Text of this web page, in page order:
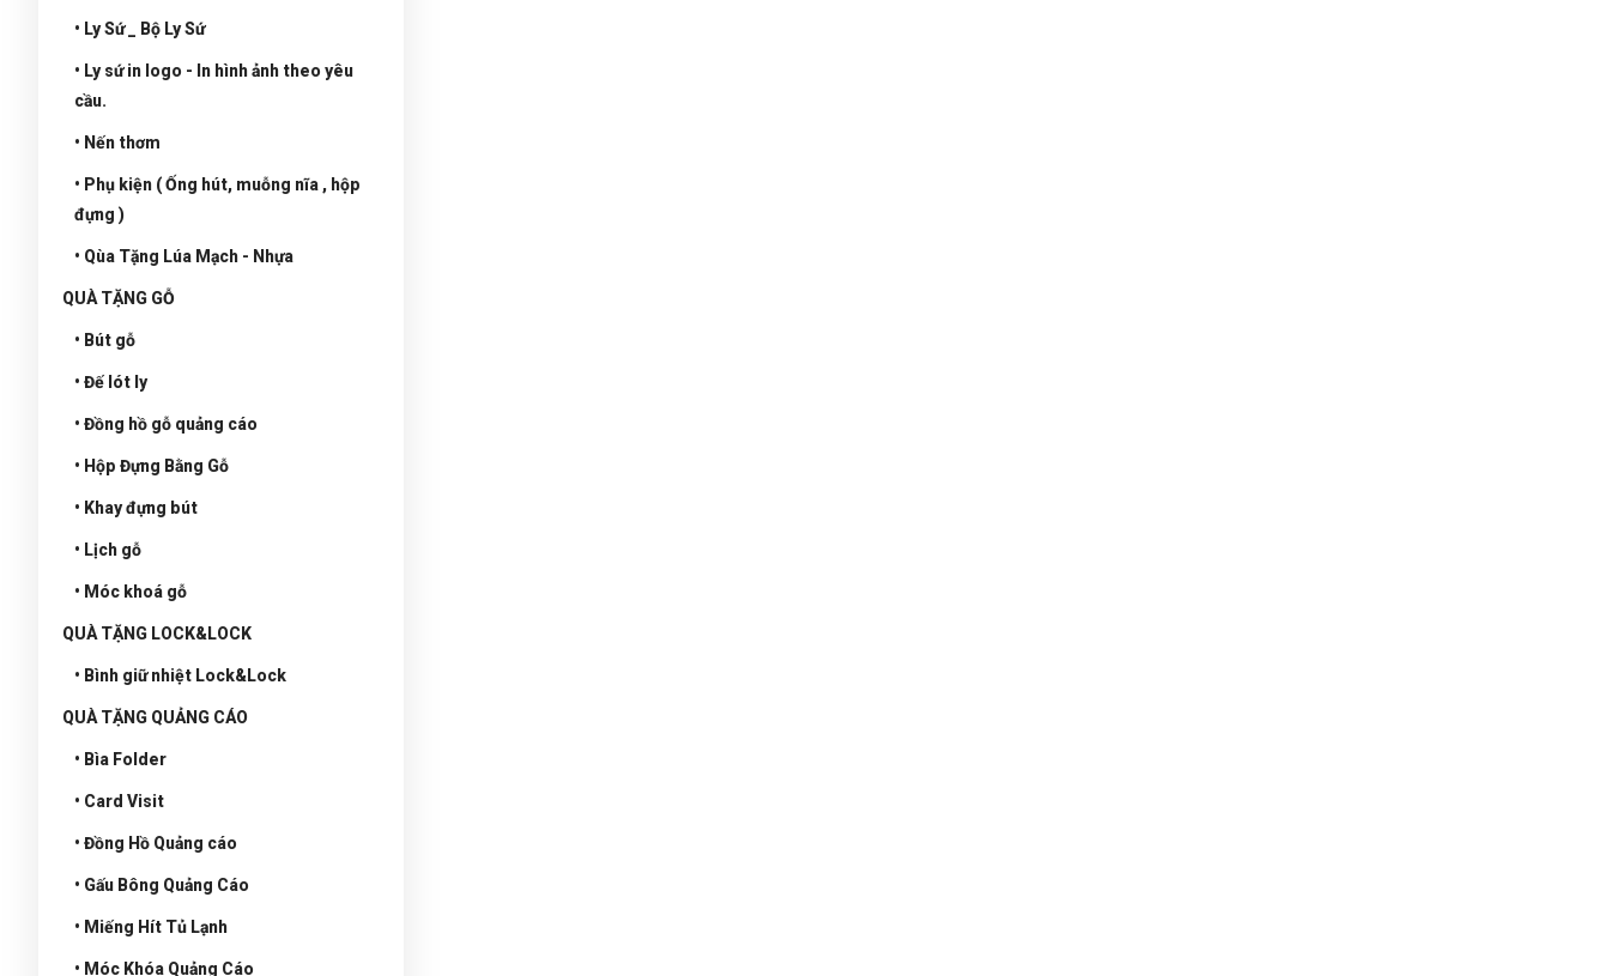
• Ly Sứ _ Bộ Ly Sứ
• Ly sứ in logo - In hình ảnh theo yêu
cầu.
• Nến thơm
• Phụ kiện ( Ống hút, muỗng nĩa , hộp
đựng )
• Qùa Tặng Lúa Mạch - Nhựa
QUÀ TẶNG GỖ
• Bút gỗ
• Đế lót ly
• Đồng hồ gỗ quảng cáo
• Hộp Đựng Bằng Gỗ
• Khay đựng bút
• Lịch gỗ
• Móc khoá gỗ
QUÀ TẶNG LOCK&LOCK
• Bình giữ nhiệt Lock&Lock
QUÀ TẶNG QUẢNG CÁO
• Bìa Folder
• Card Visit
• Đồng Hồ Quảng cáo
• Gấu Bông Quảng Cáo
• Miếng Hít Tủ Lạnh
• Móc Khóa Quảng Cáo